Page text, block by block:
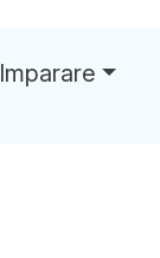
Imparare